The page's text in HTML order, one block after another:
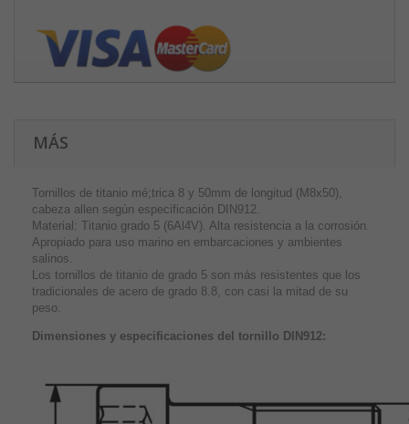
MÁS
Tornillos de titanio mé;trica 8 y 50mm de longitud (M8x50),
cabeza allen según especificación DIN912.
Material: Titanio grado 5 (6Al4V). Alta resistencia a la corrosión.
Apropiado para uso marino en embarcaciones y ambientes
salinos.
Los tornillos de titanio de grado 5 son más resistentes que los
tradicionales de acero de grado 8.8, con casi la mitad de su
peso.
Dimensiones y especificaciones del tornillo DIN912: